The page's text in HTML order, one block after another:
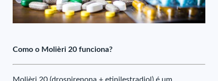
Como o Molièri 20 funciona?